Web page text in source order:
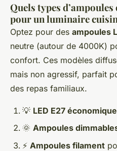
Quels types
pour un luminaire
Optez pour des ampoules
neutre (autour de 4000K)
confort. Ces modèles
mais non agressif, parfait
des repas familiaux.
💡 LED E27
🌞 Ampoules
⚡ Ampoules filament